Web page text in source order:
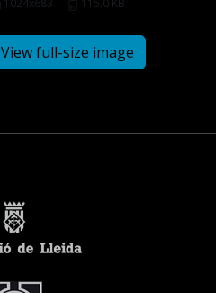
View full-size image